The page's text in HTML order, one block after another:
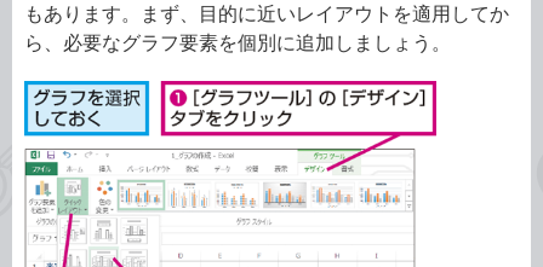
もあります。まず、目的に近いレイアウトを適用してか
ら、必要なグラフ要素を個別に追加しましょう。